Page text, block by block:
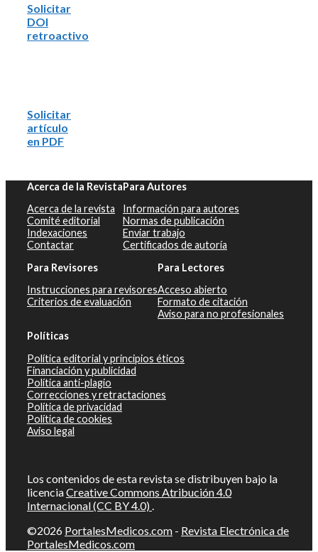
Solicitar
DOI
retroactivo
Solicitar
artículo
en PDF
Acerca de la Revista
Acerca de la revista
Comité editorial
Indexaciones
Contactar
Para Autores
Información para autores
Normas de publicación
Enviar trabajo
Certificados de autoría
Para Revisores
Instrucciones para revisores
Criterios de evaluación
Para Lectores
Acceso abierto
Formato de citación
Aviso para no profesionales
Políticas
Política editorial y principios éticos
Financiación y publicidad
Política anti-plagio
Correcciones y retractaciones
Política de privacidad
Política de cookies
Aviso legal
Los contenidos de esta revista se distribuyen bajo la
licenciaCreative Commons Atribución 4.0
Internacional (CC BY 4.0) .
©2026 PortalesMedicos.com - Revista Electrónica de
PortalesMedicos.com